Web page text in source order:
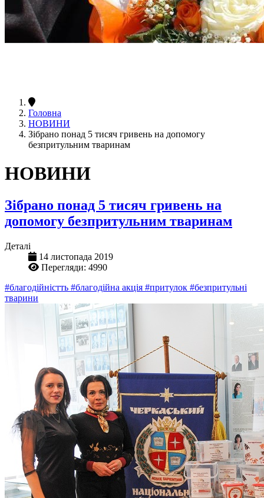
Головна
НОВИНИ
Зібрано понад 5 тисяч гривень на допомогу
безпритульним тваринам
НОВИНИ
Зібрано понад 5 тисяч гривень на
допомогу безпритульним тваринам
Деталі
14 листопада 2019
Перегляди: 4990
#благодійністть #благодійна акція #притулок #безпритульні
тварини